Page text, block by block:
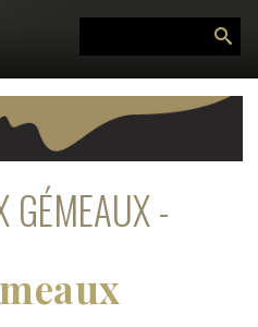
GÉMEAUX